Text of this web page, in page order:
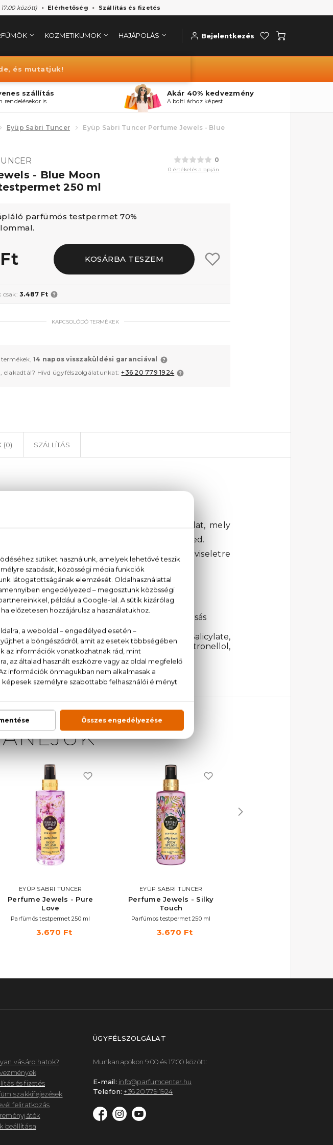
között) Elérhetőség Szállítás és fizetés
KOZMETIKUMOK HAJÁPOLÁS Bejelentkezés
és mutatjuk!
szállítás
rendelésekor is
Akár 40% kedvezmény
A bolti árhoz képest
Eyüp Sabri Tuncer
Eyüp Sabri Tuncer Perfume Jewels - Blue
0
0 értékelés alapján
- Blue Moon
250 ml
parfümös testpermet 70%
KOSÁRBA TESZEM
csak:3.487 Ft
KAPCSOLÓDÓ TERMÉKEK
termékek,14 napos visszaküldési garanciával
elakadtál? Hívd ügyfélszolgálatunkat:+36 20 779 1924
(0) SZÁLLÍTÁS
testpermet egy virágos, gyümölcsös illat, mely
ha könnyed felfrissülésre van szükséged.
a szerelmi bájitalokat. Mindennapos viseletre
maracuja, vanília, pacsuli, karamell, papírsás
Glycol, Benzyl Benzoate, Benzyl Salicylate,
Coumarin, Geraniol, Hexyl Cinnamal, Citronellol,
EYÜP SABRI TUNCER
Perfume Jewels - Pure
Love
Parfümös testpermet 250 ml
3.670 Ft
EYÜP SABRI TUNCER
Perfume Jewels - Silky
Touch
Parfümös testpermet 250 ml
3.670 Ft
vásárolhatok?
és fizetés
szakkifejezések
feliratkozás
beállítása
ÜGYFÉLSZOLGÁLAT
Munkanapokon 9:00 és 17:00 között:
E-mail: info@parfumcenter.hu
Telefon: +36 20 779 1924